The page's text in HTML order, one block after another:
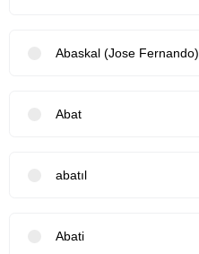
Abaskal (Jose Fernando)
Abat
abatıl
Abati